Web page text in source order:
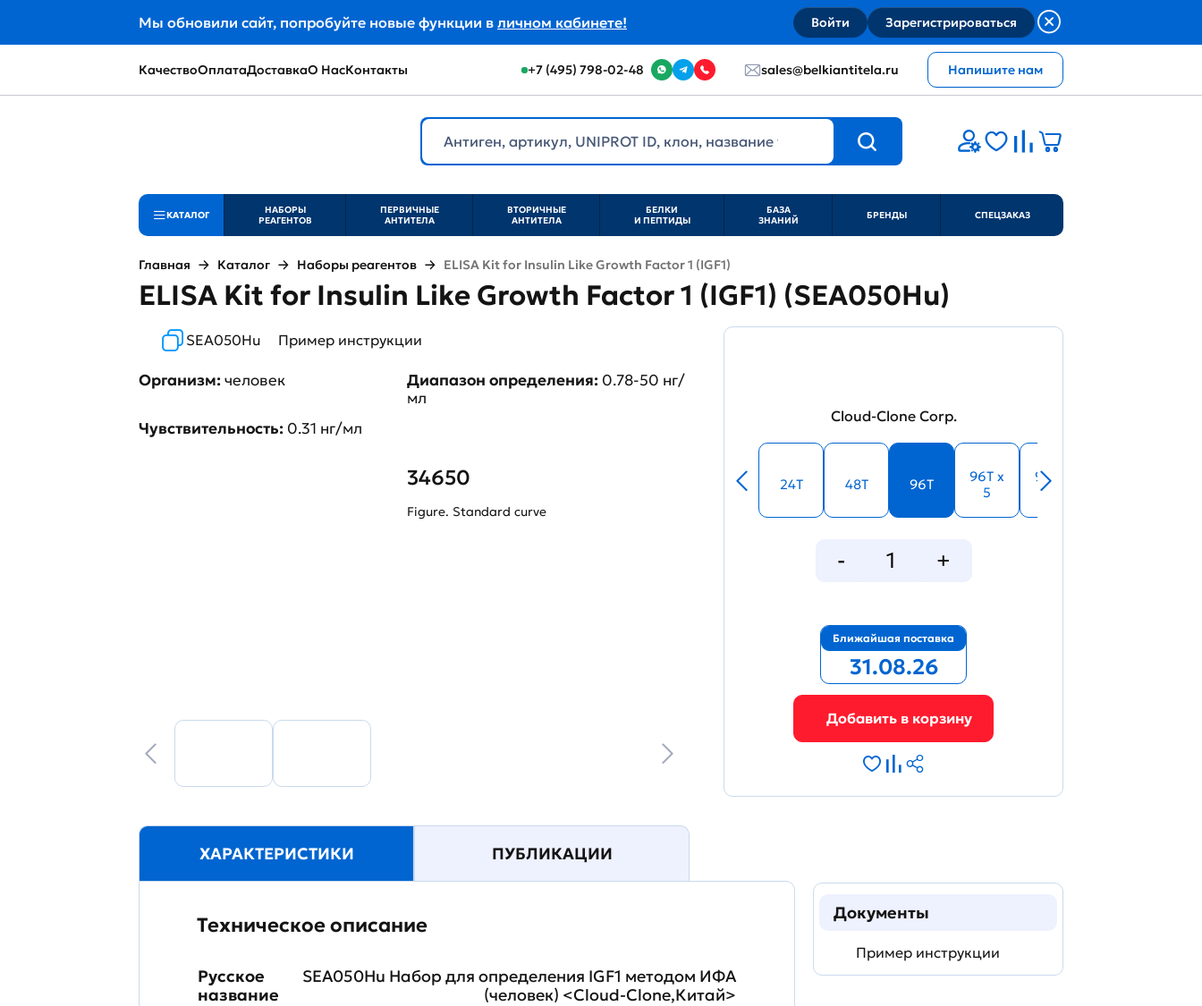
Мы обновили сайт, попробуйте новые функции в личном кабинете! Войти Зарегистрироваться
КачествоОплатаДоставкаО НасКонтакты +7 (495) 798-02-48 sales@belkiantitela.ru Напишите нам
КАТАЛОГ
НАБОРЫ
РЕАГЕНТОВ
ПЕРВИЧНЫЕ
АНТИТЕЛА
ВТОРИЧНЫЕ
АНТИТЕЛА
БЕЛКИ
И ПЕПТИДЫ
БАЗА
ЗНАНИЙ
БРЕНДЫ СПЕЦЗАКАЗ
Главная Каталог Наборы реагентов ELISA Kit for Insulin Like Growth Factor 1 (IGF1)
ELISA Kit for Insulin Like Growth Factor 1 (IGF1) (SEA050Hu)
SEA050Hu Пример инструкции
Организм:человек Диапазон определения: 0.78-50 нг/
мл
Чувствительность: 0.31 нг/мл
34650
Figure. Standard curve
Cloud-Clone Corp.
24T 48T 96T
96T x
5
96T x
10
Ближайшая поставка
31.08.26
ХАРАКТЕРИСТИКИ ПУБЛИКАЦИИ
Техническое описание
Русское
название
SEA050Hu Набор для определения IGF1 методом ИФА
(человек) <Cloud-Clone,Китай>
Документы
Пример инструкции